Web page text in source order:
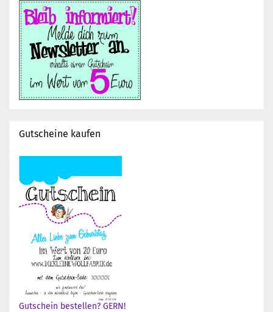
Gutscheine kaufen
Gutschein bestellen? GERN!